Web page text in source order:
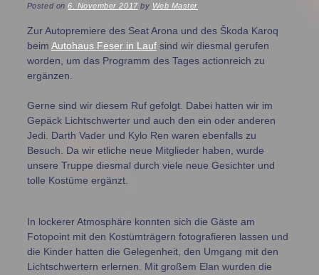
Posted on6. November 2017 by Web Master
Zur Autopremiere des Seat Arona und des Škoda Karoq
beim Autohaus Feser in Laufsind wir diesmal gerufen
worden, um das Programm des Tages actionreich zu
ergänzen.
Gerne sind wir diesem Ruf gefolgt. Dabei hatten wir im
Gepäck Lichtschwerter und auch den ein oder anderen
Jedi. Darth Vader und Kylo Ren waren ebenfalls zu
Besuch. Da wir etliche neue Mitglieder haben, wurde
unsere Truppe diesmal durch viele neue Gesichter und
tolle Kostüme ergänzt.
In lockerer Atmosphäre konnten sich die Gäste am
Fotopoint mit den Kostümträgern fotografieren lassen und
die Kinder hatten die Gelegenheit, den Umgang mit den
Lichtschwertern erlernen. Mit großem Elan wurden die